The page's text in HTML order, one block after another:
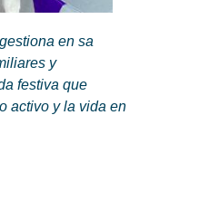
en sa
y
festiva que
activo y la vida en